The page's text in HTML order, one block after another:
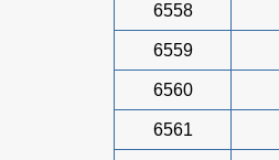
6558
6559
6560
6561